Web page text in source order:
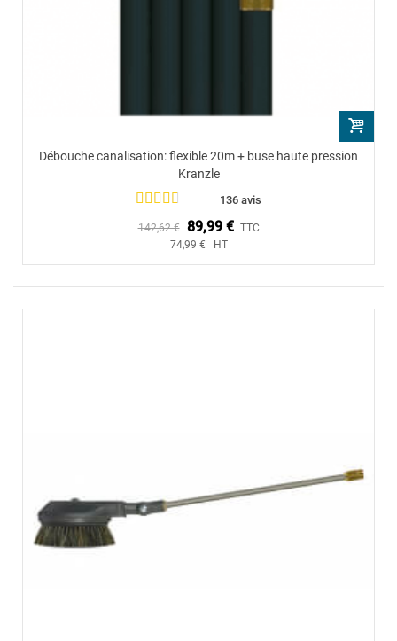
Débouche canalisation: flexible 20m + buse haute pression
Kranzle
136 avis
142,62 € 89,99 € TTC
74,99 € HT